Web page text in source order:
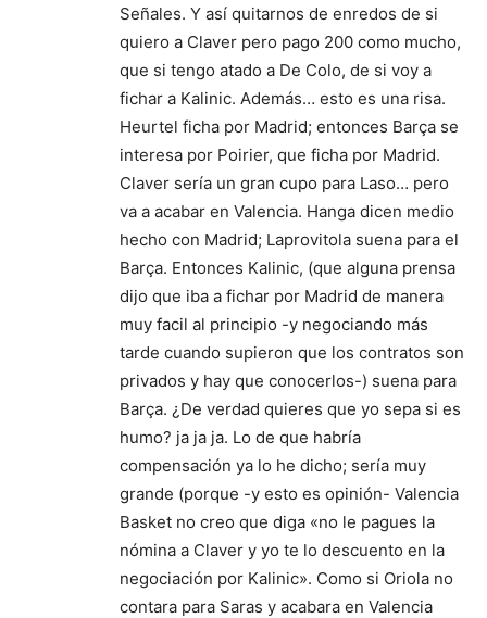
Señales. Y así quitarnos de enredos de si
quiero a Claver pero pago 200 como mucho,
que si tengo atado a De Colo, de si voy a
fichar a Kalinic. Además… esto es una risa.
Heurtel ficha por Madrid; entonces Barça se
interesa por Poirier, que ficha por Madrid.
Claver sería un gran cupo para Laso… pero
va a acabar en Valencia. Hanga dicen medio
hecho con Madrid; Laprovitola suena para el
Barça. Entonces Kalinic, (que alguna prensa
dijo que iba a fichar por Madrid de manera
muy facil al principio -y negociando más
tarde cuando supieron que los contratos son
privados y hay que conocerlos-) suena para
Barça. ¿De verdad quieres que yo sepa si es
humo? ja ja ja. Lo de que habría
compensación ya lo he dicho; sería muy
grande (porque -y esto es opinión- Valencia
Basket no creo que diga «no le pagues la
nómina a Claver y yo te lo descuento en la
negociación por Kalinic». Como si Oriola no
contara para Saras y acabara en Valencia